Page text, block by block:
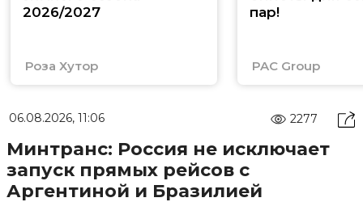
2026/2027
Роза Хутор
пар!
PAC Group
06.08.2026, 11:06 2277
Минтранс: Россия не исключает
запуск прямых рейсов с
Аргентиной и Бразилией